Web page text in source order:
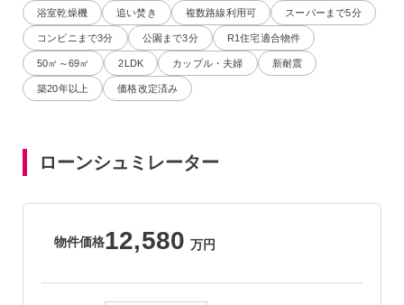
浴室乾燥機 追い焚き 複数路線利用可 スーパーまで5分
コンビニまで3分 公園まで3分 R1住宅適合物件
50㎡～69㎡ 2LDK カップル・夫婦 新耐震
築20年以上 価格改定済み
ローンシュミレーター
物件価格12,580 万円